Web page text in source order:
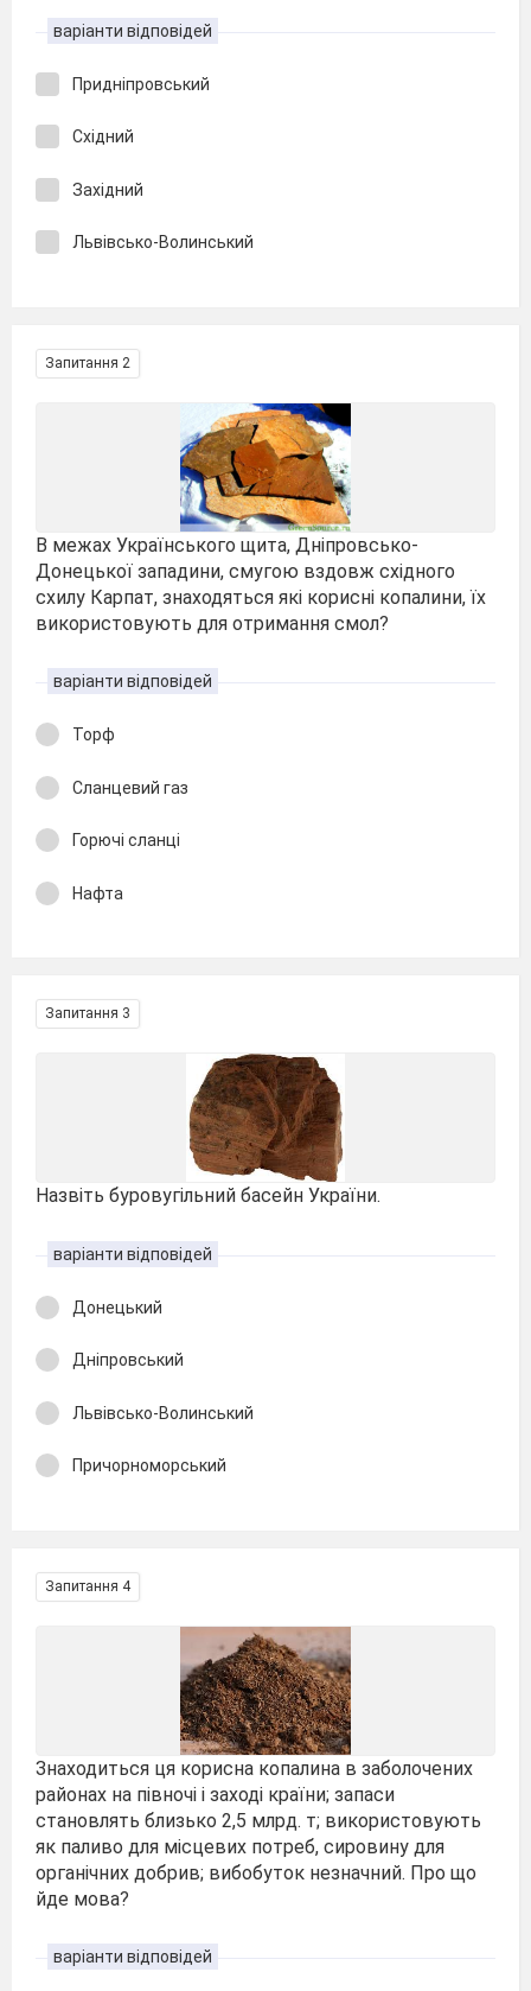
варіанти відповідей
Придніпровський
Східний
Західний
Львівсько-Волинський
Запитання 2
В межах Українського щита, Дніпровсько-
Донецької западини, смугою вздовж східного
схилу Карпат, знаходяться які корисні копалини, їх
використовують для отримання смол?
варіанти відповідей
Торф
Сланцевий газ
Горючі сланці
Нафта
Запитання 3
Назвіть буровугільний басейн України.
варіанти відповідей
Донецький
Дніпровський
Львівсько-Волинський
Причорноморський
Запитання 4
Знаходиться ця корисна копалина в заболочених
районах на півночі і заході країни; запаси
становлять близько 2,5 млрд. т; використовують
як паливо для місцевих потреб, сировину для
органічних добрив; вибобуток незначний. Про що
йде мова?
варіанти відповідей